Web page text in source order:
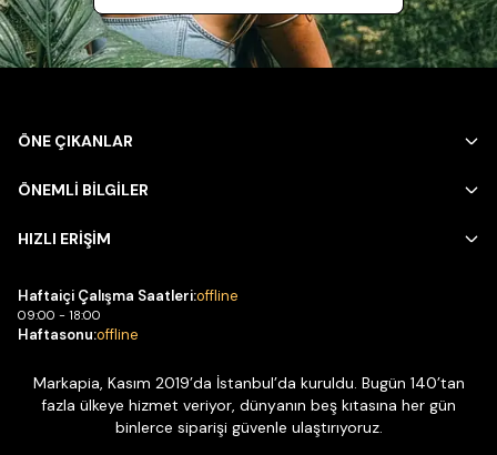
ÖNE ÇIKANLAR
ÖNEMLİ BİLGİLER
HIZLI ERİŞİM
Haftaiçi Çalışma Saatleri:offline
09:00 - 18:00
Haftasonu:offline
Markapia, Kasım 2019’da İstanbul’da kuruldu. Bugün 140’tan
fazla ülkeye hizmet veriyor, dünyanın beş kıtasına her gün
binlerce siparişi güvenle ulaştırıyoruz.